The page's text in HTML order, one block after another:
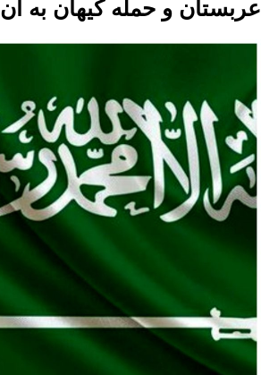
عربستان و حمله کیهان به آن